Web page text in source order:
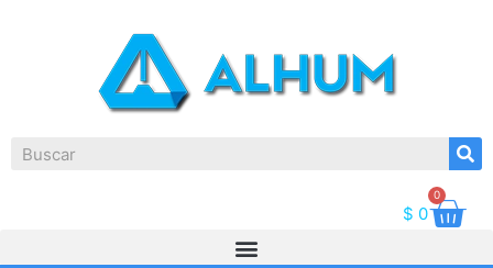
$ 0
0